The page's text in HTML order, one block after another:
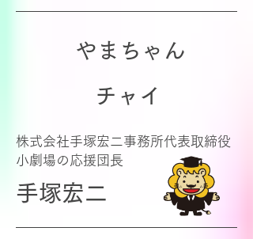
やまちゃん
チャイ
手塚宏二
株式会社手塚宏二事務所代表取締役
小劇場の応援団長